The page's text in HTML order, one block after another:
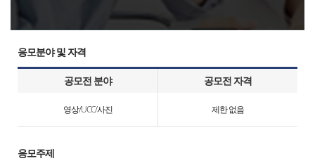
응모분야 및 자격
공모전 분야 공모전 자격
영상/UCC/사진 제한 없음
응모주제